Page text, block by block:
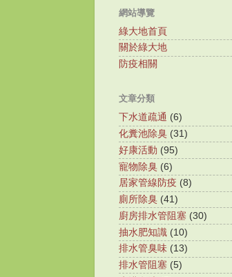
網站導覽
綠大地首頁
關於綠大地
防疫相關
文章分類
下水道疏通 (6)
化糞池除臭 (31)
好康活動 (95)
寵物除臭 (6)
居家管線防疫 (8)
廁所除臭 (41)
廚房排水管阻塞 (30)
抽水肥知識 (10)
排水管臭味 (13)
排水管阻塞 (5)